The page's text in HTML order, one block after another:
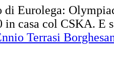
Eurolega:
casa col CSKA. E
Terrasi